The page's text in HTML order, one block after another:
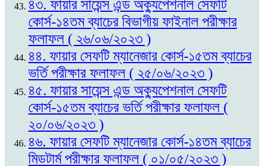
৪৩. ফায়ার সায়েন্স এন্ড অক্যুপেশনাল সেফটি
কোর্স-১৪তম ব্যাচের বিভাগীয় ফাইনাল পরীক্ষার
ফলাফল ( ২৬/০৬/২০২৩ )
৪৪. ফায়ার সেফটি ম্যানেজার কোর্স-১৫তম ব্যাচের
ভর্তি পরীক্ষার ফলাফল ( ২৫/০৬/২০২৩ )
৪৫. ফায়ার সায়েন্স এন্ড অক্যুপেশনাল সেফটি
কোর্স-১৫তম ব্যাচের ভর্তি পরীক্ষার ফলাফল (
২০/০৬/২০২৩ )
৪৬. ফায়ার সেফটি ম্যানেজার কোর্স-১৪তম ব্যাচের
মিডটার্ম পরীক্ষার ফলাফল ( ০১/০৫/২০২৩ )